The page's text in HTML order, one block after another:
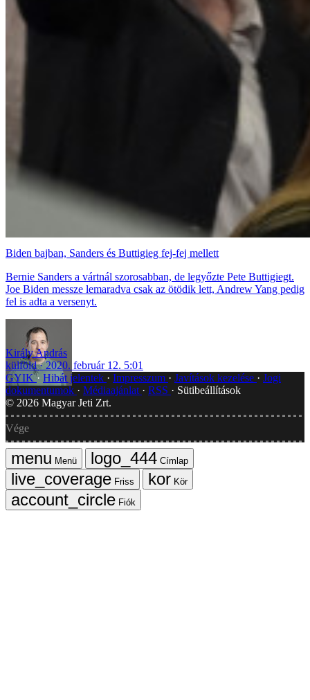
Biden bajban, Sanders és Buttigieg fej-fej mellett
Bernie Sanders a vártnál szorosabban, de legyőzte Pete Buttigiegt.
Joe Biden messze lemaradva csak az ötödik lett, Andrew Yang pedig
fel is adta a versenyt.
Király András
külföld
2020. február 12. 5:01
GYIK Hibát jelentek Impresszum Javítások kezelése
Jogi
dokumentumok
Médiaajánlat RSS
Sütibeállítások
© 2026 Magyar Jeti Zrt.
Vége
Menü
Címlap
Friss
Kör
Fiók